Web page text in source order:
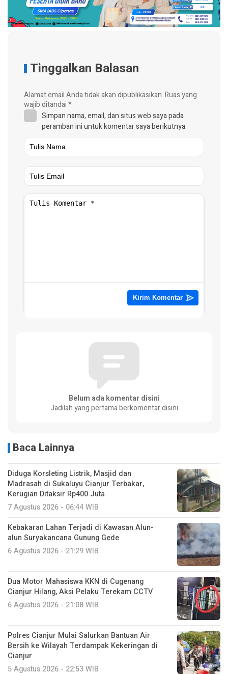
Tinggalkan Balasan
Alamat email Anda tidak akan dipublikasikan.Ruas yang
wajib ditandai*
Simpan nama, email, dan situs web saya pada
peramban ini untuk komentar saya berikutnya.
Belum ada komentar disini
Jadilah yang pertama berkomentar disini
Baca Lainnya
Diduga Korsleting Listrik, Masjid dan
Madrasah di Sukaluyu Cianjur Terbakar,
Kerugian Ditaksir Rp400 Juta
7 Agustus 2026 - 06:44 WIB
Kebakaran Lahan Terjadi di Kawasan Alun-
alun Suryakancana Gunung Gede
6 Agustus 2026 - 21:29 WIB
Dua Motor Mahasiswa KKN di Cugenang
Cianjur Hilang, Aksi Pelaku Terekam CCTV
6 Agustus 2026 - 21:08 WIB
Polres Cianjur Mulai Salurkan Bantuan Air
Bersih ke Wilayah Terdampak Kekeringan di
Cianjur
5 Agustus 2026 - 22:53 WIB